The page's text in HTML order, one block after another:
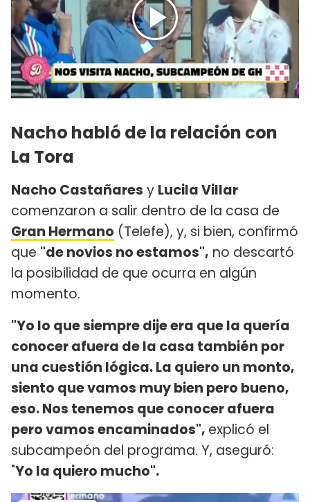
Nacho habló de la relación con
La Tora
Nacho Castañares y Lucila Villar
comenzaron a salir dentro de la casa de
Gran Hermano (Telefe), y, si bien, confirmó
que "de novios no estamos", no descartó
la posibilidad de que ocurra en algún
momento.
"Yo lo que siempre dije era que la quería
conocer afuera de la casa también por
una cuestión lógica. La quiero un monto,
siento que vamos muy bien pero bueno,
eso. Nos tenemos que conocer afuera
pero vamos encaminados", explicó el
subcampeón del programa. Y, aseguró:
"Yo la quiero mucho".